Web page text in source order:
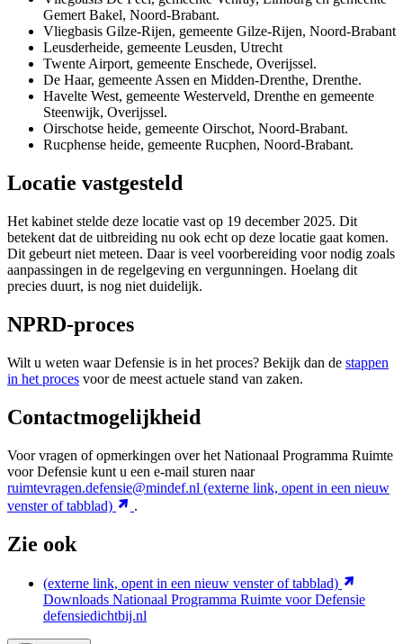
Gemert Bakel, Noord-Brabant.
Vliegbasis Gilze-Rijen, gemeente Gilze-Rijen, Noord-Brabant
Leusderheide, gemeente Leusden, Utrecht
Twente Airport, gemeente Enschede, Overijssel.
De Haar, gemeente Assen en Midden-Drenthe, Drenthe.
Havelte West, gemeente Westerveld, Drenthe en gemeente
Steenwijk, Overijssel.
Oirschotse heide, gemeente Oirschot, Noord-Brabant.
Rucphense heide, gemeente Rucphen, Noord-Brabant.
Locatie vastgesteld
Het kabinet stelde deze locatie vast op 19 december 2025. Dit
betekent dat de uitbreiding nu ook echt op deze locatie gaat komen.
Dit gebeurt niet meteen. Daar is veel voorbereiding voor nodig zoals
aanpassingen in de regelgeving en vergunningen. Hoelang dit
precies duurt, is nog niet duidelijk.
NPRD-proces
Wilt u weten waar Defensie is in het proces? Bekijk dan de stappen
in het proces voor de meest actuele stand van zaken.
Contactmogelijkheid
Voor vragen of opmerkingen over het Nationaal Programma Ruimte
voor Defensie kunt u een e-mail sturen naar
ruimtevragen.defensie@mindef.nl (externe link, opent in een nieuw
venster of tabblad)
.
Zie ook
(externe link, opent in een nieuw venster of tabblad)
Downloads Nationaal Programma Ruimte voor Defensie
defensiedichtbij.nl